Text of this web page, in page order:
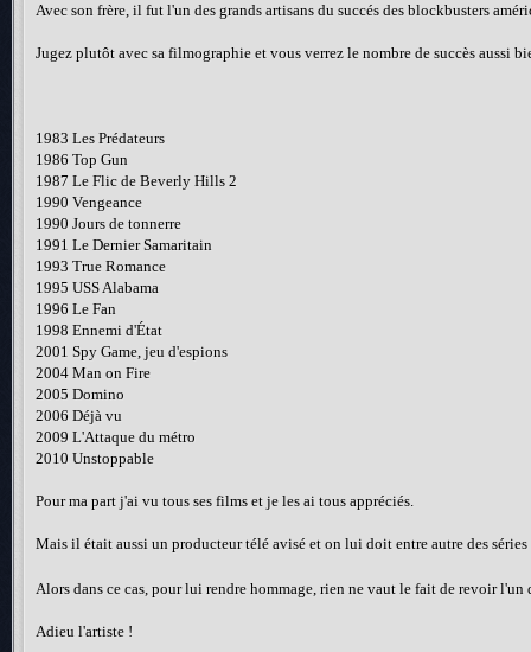
Avec son frère, il fut l'un des grands artisans du succés des blockbusters
Jugez plutôt avec sa filmographie et vous verrez le nombre de succès aussi
1983 Les Prédateurs
1986 Top Gun
1987 Le Flic de Beverly Hills 2
1990 Vengeance
1990 Jours de tonnerre
1991 Le Dernier Samaritain
1993 True Romance
1995 USS Alabama
1996 Le Fan
1998 Ennemi d'État
2001 Spy Game, jeu d'espions
2004 Man on Fire
2005 Domino
2006 Déjà vu
2009 L'Attaque du métro
2010 Unstoppable
Pour ma part j'ai vu tous ses films et je les ai tous appréciés.
Mais il était aussi un producteur télé avisé et on lui doit entre autre des
Alors dans ce cas, pour lui rendre hommage, rien ne vaut le fait de revoir
Adieu l'artiste !